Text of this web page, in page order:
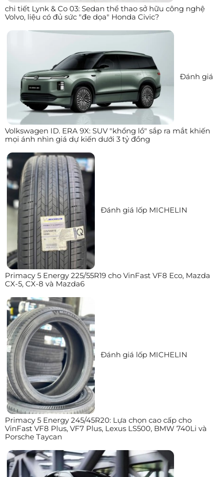
chi tiết Lynk & Co 03: Sedan thể thao sở hữu công nghệ
Volvo, liệu có đủ sức "đe dọa" Honda Civic?
Đánh giá
Volkswagen ID. ERA 9X: SUV "khổng lồ" sắp ra mắt khiến
mọi ánh nhìn giá dự kiến dưới 3 tỷ đồng
Đánh giá lốp MICHELIN
Primacy 5 Energy 225/55R19 cho VinFast VF8 Eco, Mazda
CX-5, CX-8 và Mazda6
Đánh giá lốp MICHELIN
Primacy 5 Energy 245/45R20: Lựa chọn cao cấp cho
VinFast VF8 Plus, VF7 Plus, Lexus LS500, BMW 740Li và
Porsche Taycan